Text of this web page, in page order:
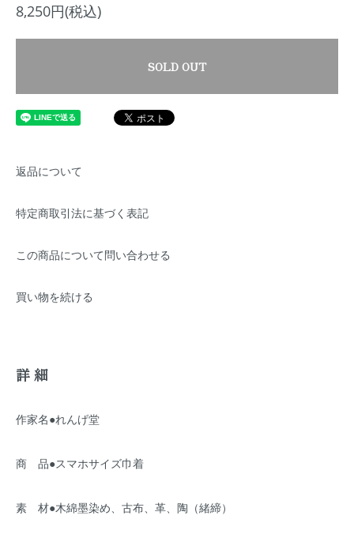
8,250円(税込)
SOLD OUT
返品について
特定商取引法に基づく表記
この商品について問い合わせる
買い物を続ける
詳細
作家名●れんげ堂
商 品●スマホサイズ巾着
素 材●木綿墨染め、古布、革、陶（緒締）